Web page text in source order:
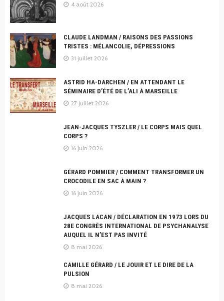
4 août 2026
CLAUDE LANDMAN / RAISONS DES PASSIONS
TRISTES : MÉLANCOLIE, DÉPRESSIONS
31 juillet 2026
ASTRID HA-DARCHEN / EN ATTENDANT LE
SÉMINAIRE D’ÉTÉ DE L’ALI À MARSEILLE
27 juillet 2026
JEAN-JACQUES TYSZLER / LE CORPS MAIS QUEL
CORPS ?
16 juin 2026
GÉRARD POMMIER / COMMENT TRANSFORMER UN
CROCODILE EN SAC À MAIN ?
16 juin 2026
JACQUES LACAN / DÉCLARATION EN 1973 LORS DU
28E CONGRÈS INTERNATIONAL DE PSYCHANALYSE
AUQUEL IL N’EST PAS INVITÉ
8 mai 2026
CAMILLE GÉRARD / LE JOUIR ET LE DIRE DE LA
PULSION
8 mai 2026